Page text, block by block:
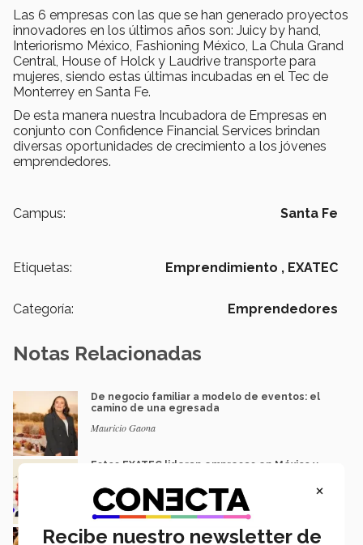
Las 6 empresas con las que se han generado proyectos
innovadores en los últimos años son: Juicy by hand,
Interiorismo México, Fashioning México, La Chula Grand
Central, House of Holck y Laudrive transporte para
mujeres, siendo estas últimas incubadas en el Tec de
Monterrey en Santa Fe.
De esta manera nuestra Incubadora de Empresas en
conjunto con Confidence Financial Services brindan
diversas oportunidades de crecimiento a los jóvenes
emprendedores.
Campus: Santa Fe
Etiquetas: Emprendimiento , EXATEC
Categoría: Emprendedores
Notas Relacionadas
De negocio familiar a modelo de eventos: el
camino de una egresada
Mauricio Gaona
Estos EXATEC lideran empresas en México y
Carolina Contreras y Rebeca Ruiz
Ludic Jam: 27 videojuegos con memoria
×
Recibe nuestro newsletter de